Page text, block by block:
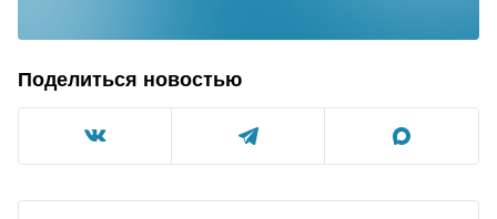
Поделиться новостью